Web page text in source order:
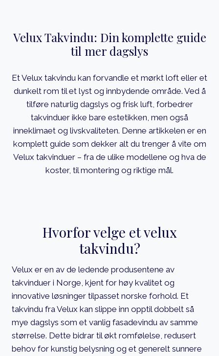
Velux Takvindu: Din komplette guide
til mer dagslys
Et Velux takvindu kan forvandle et mørkt loft eller et
dunkelt rom til et lyst og innbydende område. Ved å
tilføre naturlig dagslys og frisk luft, forbedrer
takvinduer ikke bare estetikken, men også
inneklimaet og livskvaliteten. Denne artikkelen er en
komplett guide som dekker alt du trenger å vite om
Velux takvinduer – fra de ulike modellene og hva de
koster, til montering og riktige mål.
Hvorfor velge et velux
takvindu?
Velux er en av de ledende produsentene av
takvinduer i Norge, kjent for høy kvalitet og
innovative løsninger tilpasset norske forhold. Et
takvindu fra Velux kan slippe inn opptil dobbelt så
mye dagslys som et vanlig fasadevindu av samme
størrelse. Dette bidrar til økt romfølelse, redusert
behov for kunstig belysning og et generelt sunnere